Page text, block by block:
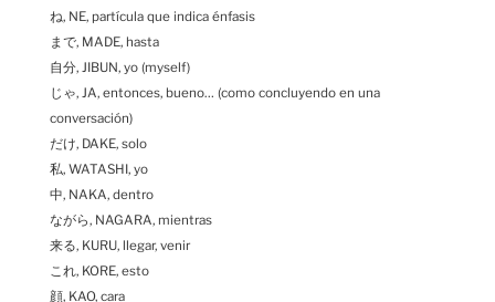
ね, NE, partícula que indica énfasis
まで, MADE, hasta
自分, JIBUN, yo (myself)
じゃ, JA, entonces, bueno… (como concluyendo en una
conversación)
だけ, DAKE, solo
私, WATASHI, yo
中, NAKA, dentro
ながら, NAGARA, mientras
来る, KURU, llegar, venir
これ, KORE, esto
顔, KAO, cara